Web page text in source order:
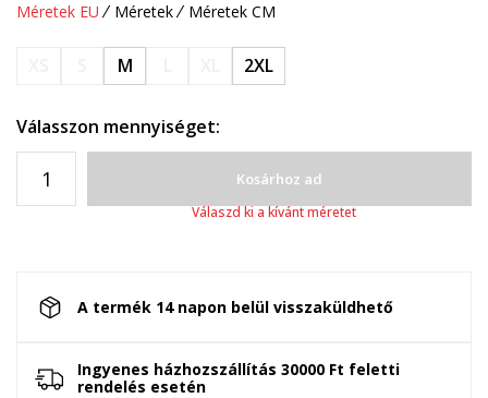
Méretek EU Méretek Méretek CM
M 2XL
Válasszon mennyiséget:
Kosárhoz ad
Válaszd ki a kívánt méretet
A termék 14 napon belül visszaküldhető
Ingyenes házhozszállítás 30000 Ft feletti
rendelés esetén